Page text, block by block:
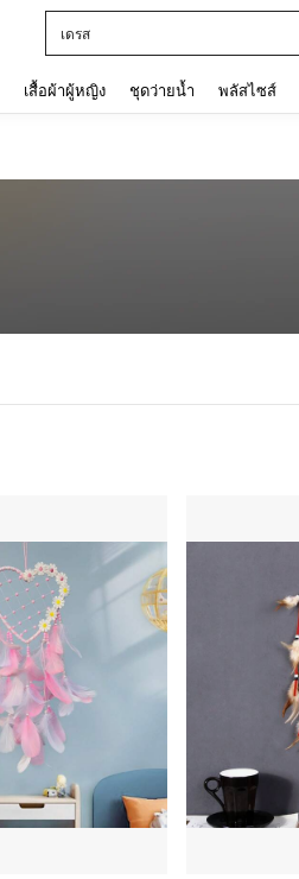
เดรส
เสื้อผ้าผู้หญิง ชุดว่ายน้ำ พลัสไซส์